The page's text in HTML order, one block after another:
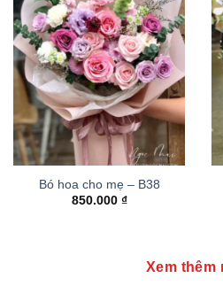
Bó hoa cho mẹ – B38
850.000 ₫
Xem thêm